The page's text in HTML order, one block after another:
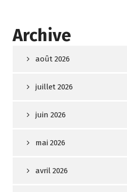
Archive
août 2026
juillet 2026
juin 2026
mai 2026
avril 2026